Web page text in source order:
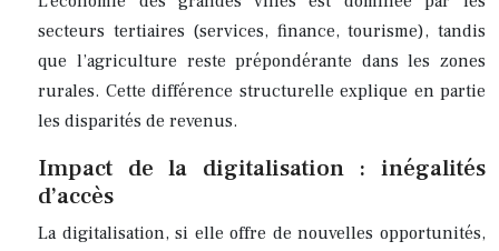
secteurs tertiaires (services, finance, tourisme), tandis
que l’agriculture reste prépondérante dans les zones
rurales. Cette différence structurelle explique en partie
les disparités de revenus.
Impact de la digitalisation : inégalités
d’accès
La digitalisation, si elle offre de nouvelles opportunités,